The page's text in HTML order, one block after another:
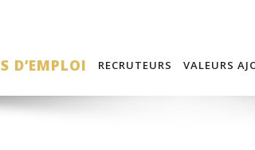
D’EMPLOI RECRUTEURS VALEURS